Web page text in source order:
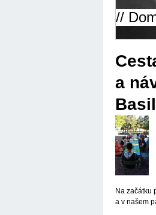
//
a
Na začátku
a v našem